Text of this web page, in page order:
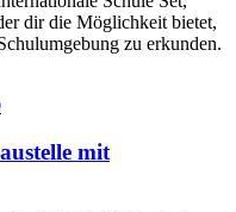
dir die Möglichkeit bietet,
zu erkunden.
mit